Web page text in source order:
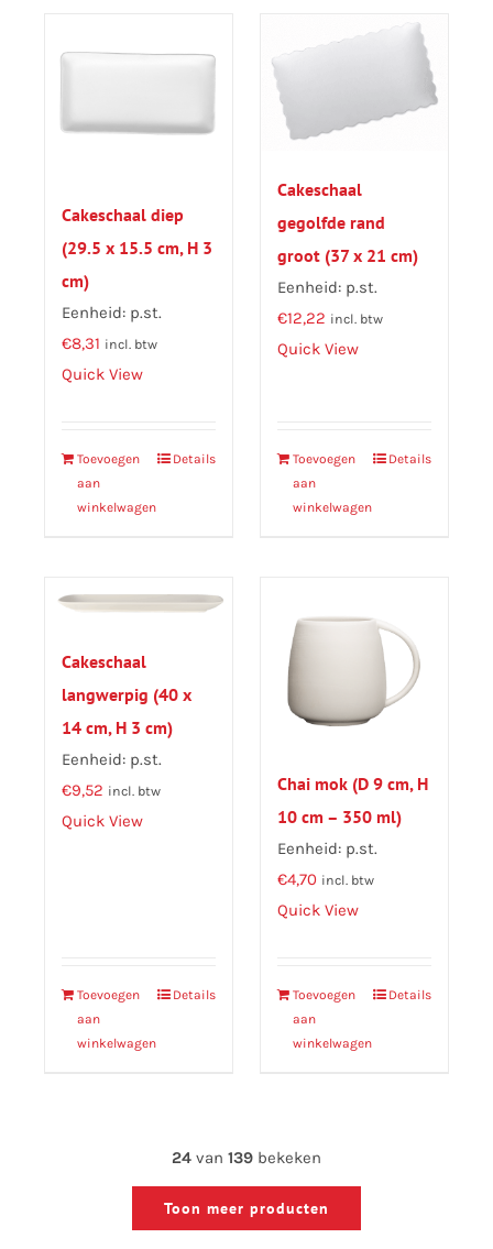
Cakeschaal diep
(29.5 x 15.5 cm, H 3
cm)
Eenheid: p.st.
€8,31 incl. btw
Quick View
Toevoegen
aan
winkelwagen
Details
Cakeschaal
gegolfde rand
groot (37 x 21 cm)
Eenheid: p.st.
€12,22 incl. btw
Quick View
Toevoegen
aan
winkelwagen
Details
Cakeschaal
langwerpig (40 x
14 cm, H 3 cm)
Eenheid: p.st.
€9,52 incl. btw
Quick View
Toevoegen
aan
winkelwagen
Details
Chai mok (D 9 cm, H
10 cm – 350 ml)
Eenheid: p.st.
€4,70 incl. btw
Quick View
Toevoegen
aan
winkelwagen
Details
24 van 139 bekeken
Toon meer producten